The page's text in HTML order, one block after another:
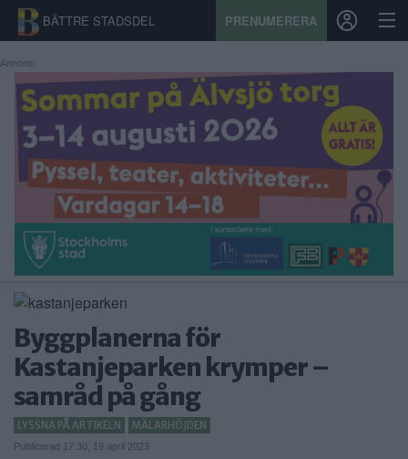
BÄTTRE STADSDEL PRENUMERERA
START
STADSDEL
PRENUMERATION
SPORT
ÅSIKTER
KALENDER
KONTAKT
SAMARBETEN
ANNONSERA
Annons:
Byggplanerna för
Kastanjeparken krymper –
samråd på gång
LYSSNA PÅ ARTIKELN MÄLARHÖJDEN
Publicerad 17:30, 19 april 2023